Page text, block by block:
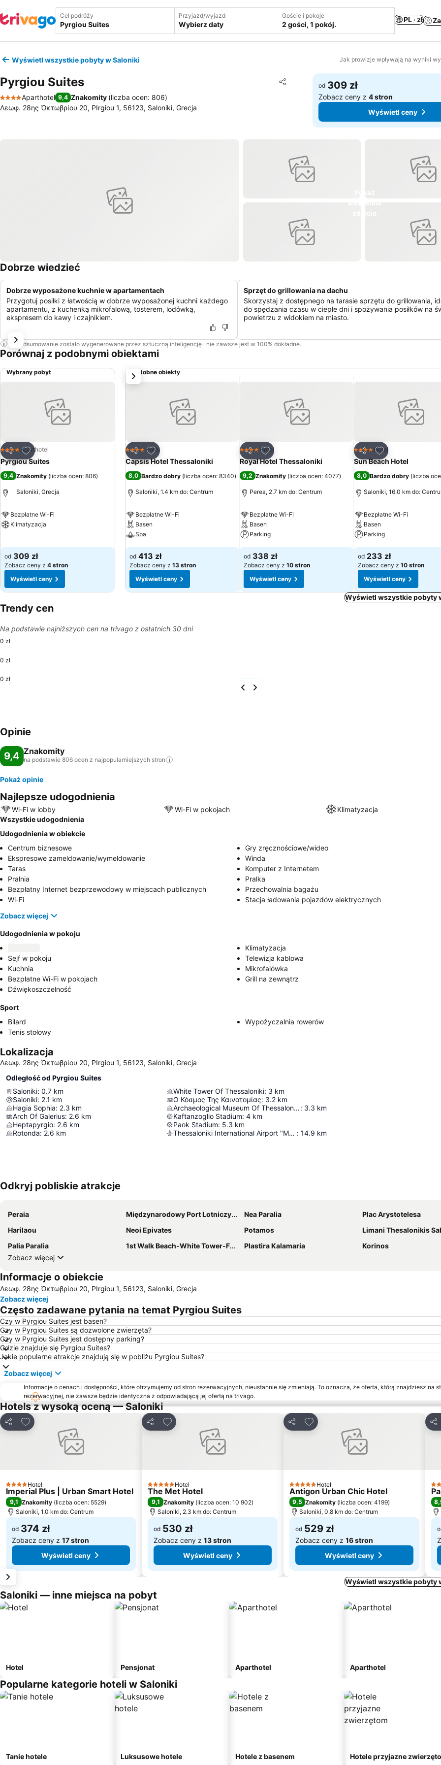
Cel podróży Przyjazd/wyjazd
Wybierz daty
Goście i pokoje
2 gości, 1 pokój.
PL · zł
Wyświetl wszystkie pobyty w Saloniki Jak prowizje wpływają na wyniki
Pyrgiou Suites Udostępnij
Dodaj do ulubionych
4 Kategoria
Aparthotel 9,4 Znakomity (liczba ocen: 806)
Λεωφ. 28ης Ὀκτωβρίου 20, PIrgiou 1, 56123, Saloniki, Grecja
od 309 zł
Zobacz ceny z4 stron
Wyświetl ceny
Dobrze wiedzieć
Dobrze wyposażone kuchnie w apartamentach
Przygotuj posiłki z łatwością w dobrze wyposażonej kuchni każdego
apartamentu, z kuchenką mikrofalową, tosterem, lodówką,
ekspresem do kawy i czajnikiem.
Sprzęt do grillowania na dachu
Skorzystaj z dostępnego na tarasie sprzętu do grillowania,
do spędzania czasu w ciepłe dni i spożywania posiłków na
powietrzu z widokiem na miasto.
To podsumowanie zostało wygenerowane przez sztuczną inteligencję i nie zawsze jest w 100% dokładne.
Porównaj z podobnymi obiektami
Wybrany pobyt
Udostępnij
Dodaj do ulubionych
4 KategoriaAparthotel
Pyrgiou Suites
9,4 Znakomity (liczba ocen: 806)
Saloniki, Grecja
Bezpłatne Wi-Fi
Klimatyzacja
od 309 zł
Zobacz ceny z 4 stron
Wyświetl ceny
Podobne obiekty
Udostępnij
Dodaj do ulubionych
4 Kategoria
Hotel
Capsis Hotel Thessaloniki
8,0 Bardzo dobry (liczba ocen: 8340)
Saloniki, 1.4 km do: Centrum
Bezpłatne Wi-Fi
Basen
Spa
Wyświetl ceny
od 413 zł
Zobacz ceny z 13 stron
Wyświetl ceny
Udostępnij
Dodaj do ulubionych
4 Kategoria
Hotel
Royal Hotel Thessaloniki
9,2 Znakomity (liczba ocen: 4077)
Perea, 2.7 km do: Centrum
Bezpłatne Wi-Fi
Basen
Parking
Wyświetl ceny
od 338 zł
Zobacz ceny z 10 stron
Wyświetl ceny
Udostępnij
Dodaj do
4 Kategoria
Hotel
Sun Beach Hotel
8,0 Bardzo dobry (liczba
Saloniki, 16.0 km do:
Bezpłatne Wi-Fi
Basen
Parking
Wyświetl ceny
od 233 zł
Zobacz ceny z 10 stron
Wyświetl ceny
Następny
Wyświetl wszystkie pobyty
Trendy cen
Na podstawie najniższych cen na trivago z ostatnich 30 dni
0 zł
0 zł
0 zł
Opinie
9,4 Znakomity
na podstawie 806 ocen z najpopularniejszych stron
Pokaż opinie
Najlepsze udogodnienia
Wi-Fi w lobby Wi-Fi w pokojach
Klimatyzacja
Wszystkie udogodnienia
Udogodnienia w obiekcie
Centrum biznesowe
Gry zręcznościowe/wideo
Ekspresowe zameldowanie/wymeldowanie
Winda
Taras
Komputer z Internetem
Pralnia
Pralka
Bezpłatny Internet bezprzewodowy w miejscach publicznych
Przechowalnia bagażu
Wi-Fi
Stacja ładowania pojazdów elektrycznych
Zobacz więcej
Udogodnienia w pokoju
Klimatyzacja
Sejf w pokoju
Telewizja kablowa
Kuchnia
Mikrofalówka
Bezpłatne Wi-Fi w pokojach
Grill na zewnątrz
Dźwiękoszczelność
Sport
Bilard
Wypożyczalnia rowerów
Tenis stołowy
Lokalizacja
Λεωφ. 28ης Ὀκτωβρίου 20, PIrgiou 1, 56123, Saloniki, Grecja
Odległość od Pyrgiou Suites
Saloniki: 0.7 km
Saloniki: 2.1 km
Hagia Sophia: 2.3 km
Arch Of Galerius: 2.6 km
Heptapyrgio: 2.6 km
Rotonda: 2.6 km
White Tower Of Thessaloniki: 3 km
Ο Κόσμος Της Καινοτομίας: 3.2 km
Archaeological Museum Of Thessaloniki: 3.3 km
Kaftanzoglio Stadium: 4 km
Paok Stadium: 5.3 km
Thessaloniki International Airport "Macedonia" : 14.9 km
Odkryj pobliskie atrakcje
Peraia Międzynarodowy Port Lotniczy Saloniki Macedonia Nea Paralia
Plac Arystotelesa
Ηarilaou
Neoi Epivates Potamos
Limani Thesalonikis
Palia Paralia
1st Walk Beach-White Tower-Fountain-Ayios Dimitrios-Ayia Sofia Plastira Kalamaria
Korinos
Zobacz więcej
Informacje o obiekcie
Λεωφ. 28ης Ὀκτωβρίου 20, PIrgiou 1, 56123, Saloniki, Grecja
Zobacz więcej
Często zadawane pytania na temat Pyrgiou Suites
Czy w Pyrgiou Suites jest basen?
Czy w Pyrgiou Suites są dozwolone zwierzęta?
Czy w Pyrgiou Suites jest dostępny parking?
Gdzie znajduje się Pyrgiou Suites?
Jakie popularne atrakcje znajdują się w pobliżu Pyrgiou Suites?
Zobacz więcej
Informacje o cenach i dostępności, które otrzymujemy od stron rezerwacyjnych, nieustannie się zmieniają. To oznacza, że oferta, którą znajdziesz na
rezerwacyjnej, nie zawsze będzie identyczna z odpowiadającą jej ofertą na trivago.
Hotels z wysoką oceną — Saloniki
Udostępnij
Dodaj do ulubionych
4 Kategoria
Hotel
Imperial Plus | Urban Smart Hotel
9,1 Znakomity (liczba ocen: 5529)
Saloniki, 1.0 km do: Centrum
od 374 zł
Zobacz ceny z 17 stron
Wyświetl ceny
Udostępnij
Dodaj do ulubionych
5 Kategoria
Hotel
The Met Hotel
9,1 Znakomity (liczba ocen: 10 902)
Saloniki, 2.3 km do: Centrum
od 530 zł
Zobacz ceny z 13 stron
Wyświetl ceny
Udostępnij
Dodaj do ulubionych
5 Kategoria
Hotel
Antigon Urban Chic Hotel
9,5 Znakomity (liczba ocen: 4199)
Saloniki, 0.8 km do: Centrum
od 529 zł
Zobacz ceny z 16 stron
Wyświetl ceny
3
Wyświetl wszystkie pobyty
Saloniki — inne miejsca na pobyt
Hotel Pensjonat Aparthotel Aparthotel
Popularne kategorie hoteli w Saloniki
Tanie hotele Luksusowe hotele Hotele z basenem Hotele przyjazne